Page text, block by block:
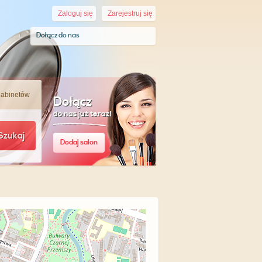
Zarejestruj się
Zaloguj się
Dołącz do nas
Dołącz
do nas już teraz!
Dodaj salon